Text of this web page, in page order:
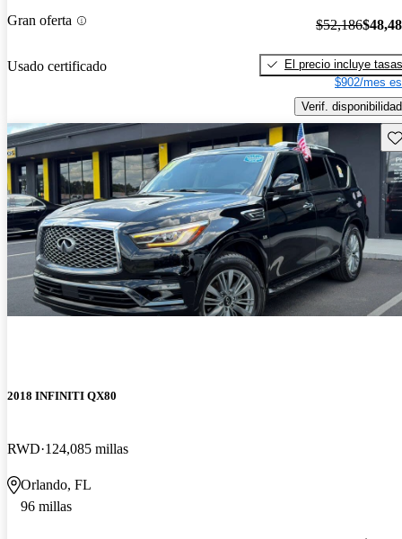
Gran oferta
Usado certificado
$52,186
El precio incluye tasas
$902/mes
Verif. disponibilidad
2018 INFINITI QX80
RWD 124,085 millas
Orlando, FL
96 millas